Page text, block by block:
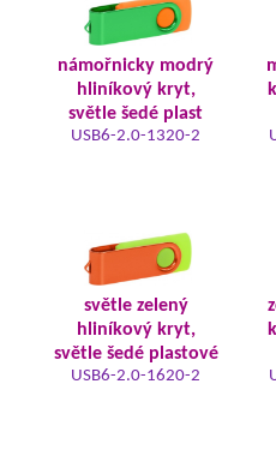
námořnicky modrý
hliníkový kryt,
světle šedé plast
USB6-2.0-1320-2
světle zelený
hliníkový kryt,
světle šedé plastové
USB6-2.0-1620-2